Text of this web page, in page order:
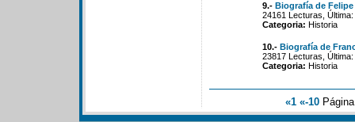
9.- Biografía de
24161 Lecturas,
Categoria: Historia
10.- Biografía de
23817 Lecturas,
Categoria: Historia
«1 «-10